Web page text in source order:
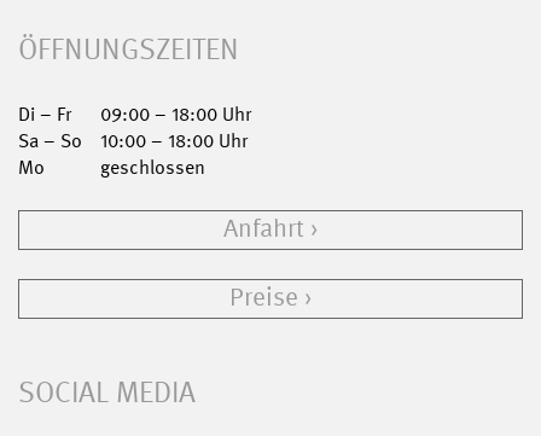
ÖFFNUNGSZEITEN
Di – Fr
09:00 – 18:00 Uhr
Sa – So
10:00 – 18:00 Uhr
Mo
geschlossen
Anfahrt
Preise
SOCIAL MEDIA